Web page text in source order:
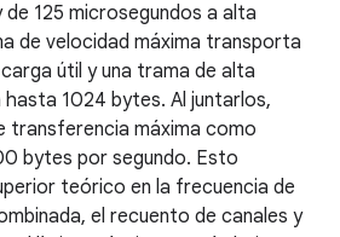
125 microsegundos a alta
de velocidad máxima transporta
útil y una trama de alta
1024 bytes. Al juntarlos,
transferencia máxima como
bytes por segundo. Esto
teórico en la frecuencia de
el recuento de canales y